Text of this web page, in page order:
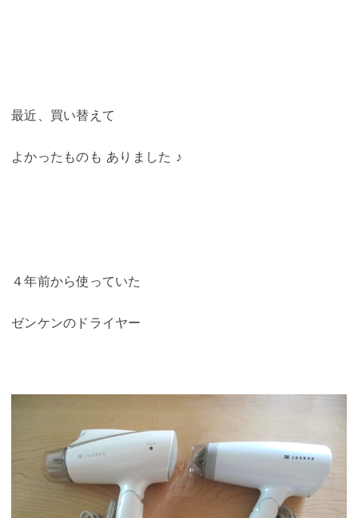
最近、買い替えて
よかったものも ありました ♪
４年前から使っていた
ゼンケンのドライヤー